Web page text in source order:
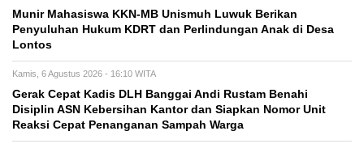
Munir Mahasiswa KKN-MB Unismuh Luwuk Berikan
Penyuluhan Hukum KDRT dan Perlindungan Anak di Desa
Lontos
Kamis, 6 Agustus 2026 - 16:10 WITA
Gerak Cepat Kadis DLH Banggai Andi Rustam Benahi
Disiplin ASN Kebersihan Kantor dan Siapkan Nomor Unit
Reaksi Cepat Penanganan Sampah Warga